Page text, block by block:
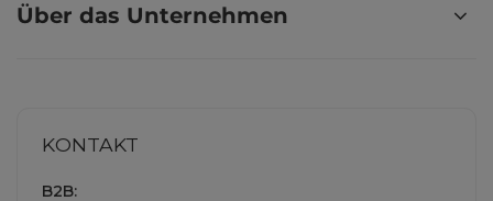
Über das Unternehmen
KONTAKT
B2B: